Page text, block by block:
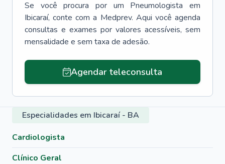
Se você procura por um Pneumologista
em
Ibicaraí, conte com a Medprev. Aqui você agenda
consultas e exames por valores acessíveis, sem
mensalidade e sem taxa de adesão.
Agendar teleconsulta
Especialidades em Ibicaraí - BA
Cardiologista
Clínico Geral